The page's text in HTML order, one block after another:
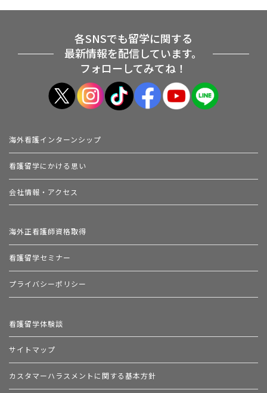
各SNSでも留学に関する
最新情報を配信しています。
フォローしてみてね！
海外看護インターンシップ
看護留学にかける思い
会社情報・アクセス
海外正看護師資格取得
看護留学セミナー
プライバシーポリシー
看護留学体験談
サイトマップ
カスタマーハラスメントに関する基本方針